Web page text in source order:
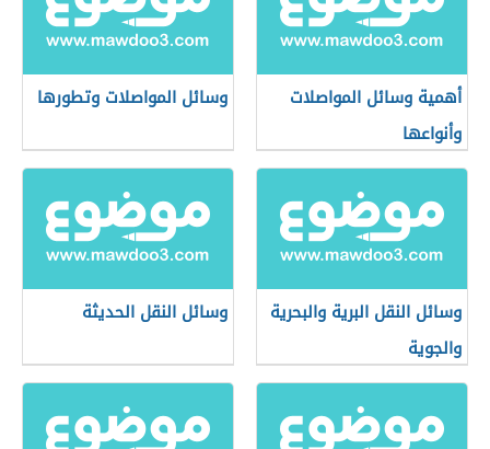
أهمية وسائل المواصلات
وأنواعها
وسائل المواصلات وتطورها
وسائل النقل البرية والبحرية
والجوية
وسائل النقل الحديثة